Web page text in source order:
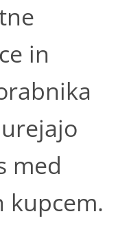
in
med
kupcem.